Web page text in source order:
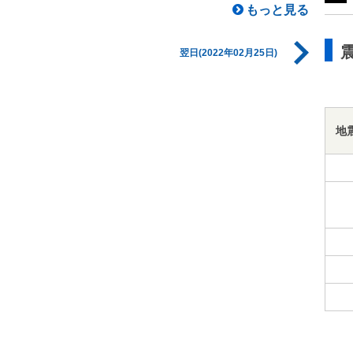
もっと見る
翌日(2022年02月25日)
地